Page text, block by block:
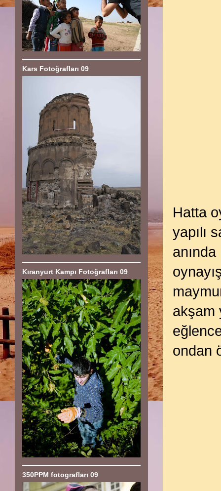
Hatta
yapılı
akşam
ondan
Kars Fotoğrafları 09
Kıranyurt Kampı Fotoğrafları 09
350PPM fotografları 09